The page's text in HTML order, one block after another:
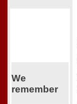
We
remember